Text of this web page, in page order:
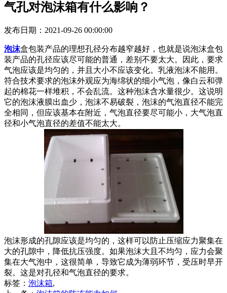
气孔对泡沫箱有什么影响？
发布日期：2021-09-26 00:00:00
泡沫盒包装产品的理想孔径分布越窄越好，也就是说泡沫盒包
装产品的孔径应该尽可能的普通，差别不要太大。因此，要求
气泡应该是均匀的，并且大小不应该变化。乳液泡沫不能用。
符合技术要求的泡沫外观应为海绵状的细小气泡，像白云和弹
起的棉花一样堆积，不会乱流。这种泡沫含水量很少。这说明
它的泡沫液膜出血少，泡沫不易破裂，泡沫的气泡直径不能完
全相同，但应该基本在附近，气泡直径要尽可能小，大气泡直
径和小气泡直径的差值不能太大。
泡沫形成的孔隙应该是均匀的，这样可以防止压缩应力聚集在
大的孔隙中，降低抗压强度。如果泡沫大且不均匀，应力会聚
集在大气泡中，这很简单，导致它成为薄弱环节，受压时早开
裂。这是对孔径和气泡直径的要求。
标签： 泡沫箱,